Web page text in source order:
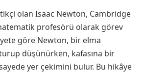
olan Isaac Newton, Cambridge
profesörü olarak görev
göre Newton, bir elma
düşünürken, kafasına bir
yer çekimini bulur. Bu hikâye